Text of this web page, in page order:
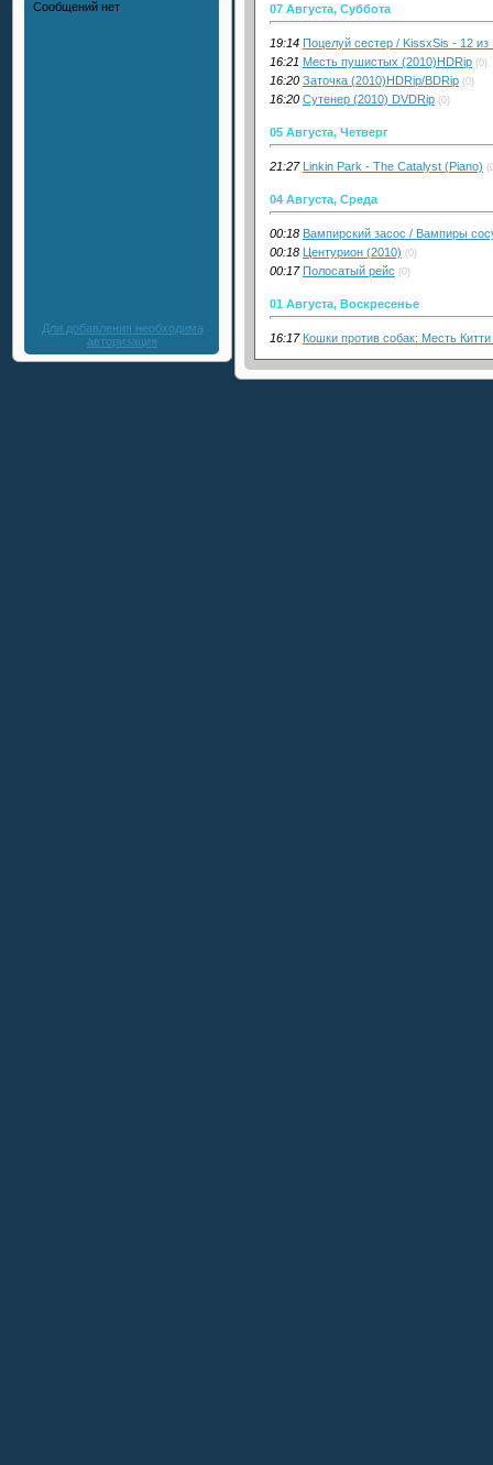
Для добавления необходима
авторизация
07 Августа, Суббота
19:14 Поцелуй сестер / KissxSis - 12 из
16:21 Месть пушистых (2010)HDRip (0)
16:20 Заточка (2010)HDRip/BDRip (0)
16:20 Сутенер (2010) DVDRip (0)
05 Августа, Четверг
21:27 Linkin Park - The Catalyst (Piano)
04 Августа, Среда
00:18 Вампирский засос / Вампиры
00:18 Центурион (2010) (0)
00:17 Полосатый рейс (0)
01 Августа, Воскресенье
16:17 Кошки против собак: Месть